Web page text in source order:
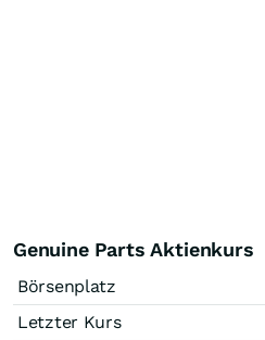
Genuine Parts Aktienkurs
Börsenplatz
Letzter Kurs